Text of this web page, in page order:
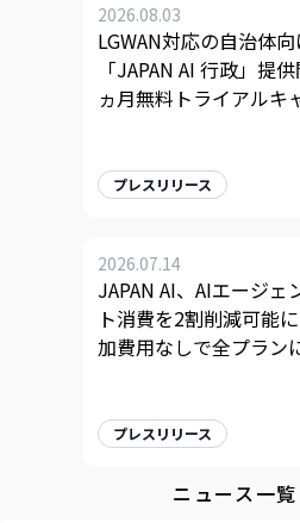
2026.08.03
LGWAN対応の自治体
「JAPAN AI 行政」提
ヵ月無料トライアルキ
プレスリリース
2026.07.14
JAPAN AI、AIエージェ
ト消費を2割削減可能
加費用なしで全プラン
プレスリリース
ニュース一